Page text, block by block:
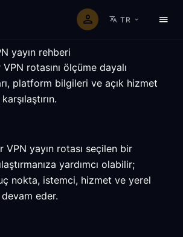
TR
yayın rehberi
rotasını ölçüme dayalı
platform bilgileri ve açık hizmet
VPN yayın rotası seçilen bir
yardımcı olabilir;
nokta, istemci, hizmet ve yerel
eder.